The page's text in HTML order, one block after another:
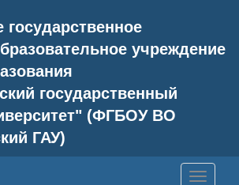
учреждение
государственный
(ФГБОУ ВО
ГАУ)
Toggle